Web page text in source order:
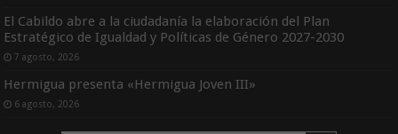
El Cabildo abre a la ciudadanía la elaboración del Plan
Estratégico de Igualdad y Políticas de Género 2027-2030
7 agosto, 2026
Hermigua presenta «Hermigua Joven III»
6 agosto, 2026